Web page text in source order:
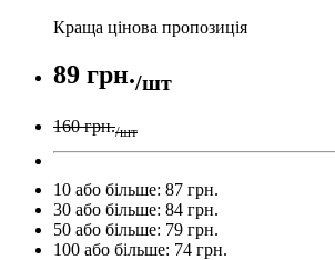
Краща цінова пропозиція
89 грн./шт
160 грн./шт
10 або більше: 87 грн.
30 або більше: 84 грн.
50 або більше: 79 грн.
100 або більше: 74 грн.